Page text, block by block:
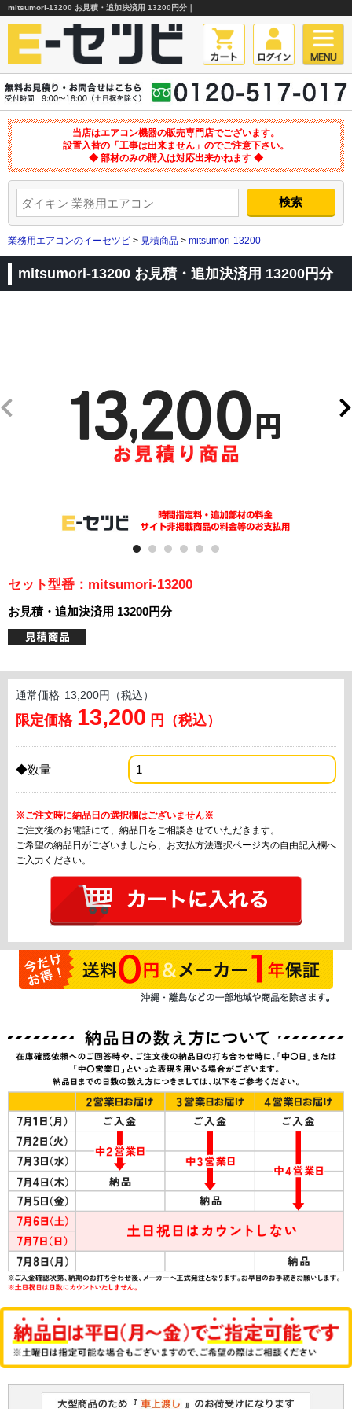
mitsumori-13200 お見積・追加決済用 13200円分｜
当店はエアコン機器の販売専門店でございます。
設置入替の「工事は出来ません」のでご注意下さい。
◆ 部材のみの購入は対応出来かねます ◆
業務用エアコンのイーセツビ > 見積商品 > mitsumori-13200
mitsumori-13200 お見積・追加決済用 13200円分
セット型番：mitsumori-13200
お見積・追加決済用 13200円分
通常価格 13,200円（税込）
限定価格 13,200 円（税込）
◆数量
※ご注文時に納品日の選択欄はございません※
ご注文後のお電話にて、納品日をご相談させていただきます。
ご希望の納品日がございましたら、お支払方法選択ページ内の自由記入欄へ
ご入力ください。